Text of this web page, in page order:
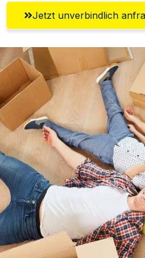
Jetzt unverbindlich